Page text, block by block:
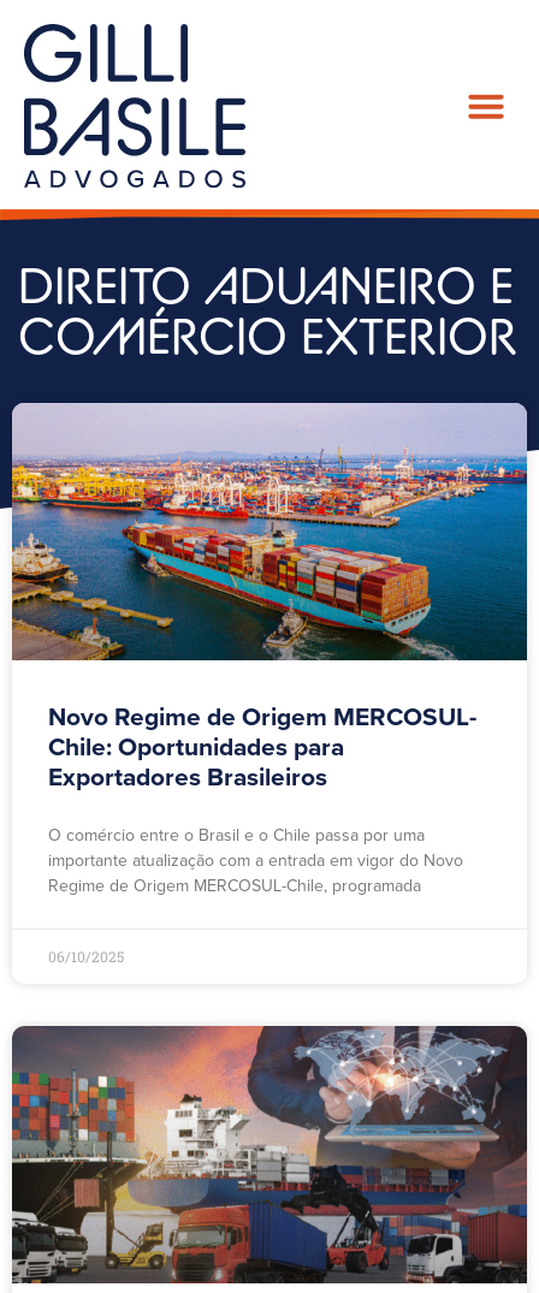
DIREITO ADUANEIRO E
COMÉRCIO EXTERIOR
Novo Regime de Origem MERCOSUL-
Chile: Oportunidades para
Exportadores Brasileiros
O comércio entre o Brasil e o Chile passa por uma
importante atualização com a entrada em vigor do Novo
Regime de Origem MERCOSUL-Chile, programada
06/10/2025